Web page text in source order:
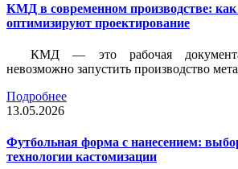
КМД в современном производстве: как
оптимизируют проектирование
КМД — это рабочая
невозможно запустить производство
Подробнее
13.05.2026
Футбольная форма с нанесением:
технологии кастомизации